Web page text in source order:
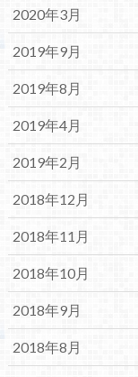
2020年3月
2019年9月
2019年8月
2019年4月
2019年2月
2018年12月
2018年11月
2018年10月
2018年9月
2018年8月